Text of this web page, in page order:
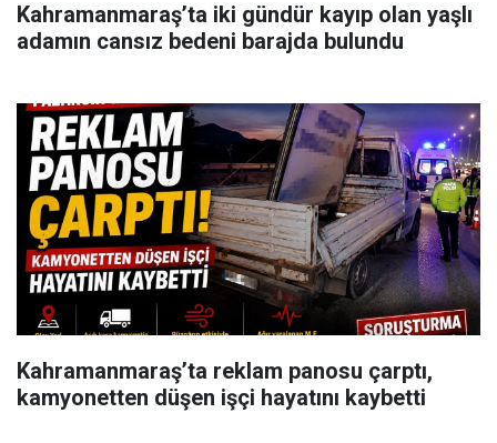
Kahramanmaraş’ta iki gündür kayıp olan yaşlı
adamın cansız bedeni barajda bulundu
Kahramanmaraş’ta reklam panosu çarptı,
kamyonetten düşen işçi hayatını kaybetti